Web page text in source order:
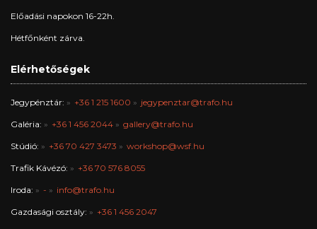
Előadási napokon 16-22h.
Hétfőnként zárva.
Elérhetőségek
Jegypénztár: +36 1 215 1600 jegypenztar@trafo.hu
Galéria: +36 1 456 2044 gallery@trafo.hu
Stúdió: +36 70 427 3473 workshop@wsf.hu
Trafik Kávézó: +36 70 576 8055
Iroda: - info@trafo.hu
Gazdasági osztály: +36 1 456 2047